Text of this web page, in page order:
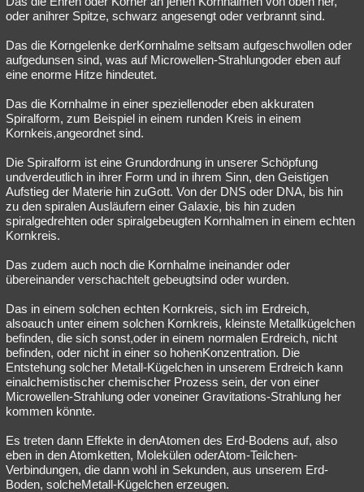
oder anihrer Spitze, schwarz angesengt oder verbrannt sind.
Das die Korngelenke derKornhalme seltsam aufgeschwollen oder
aufgedunsen sind, was auf Microwellen-Strahlungoder eben auf
eine enorme Hitze hindeutet.
Das die Kornhalme in einer speziellenoder eben akkuraten
Spiralform, zum Beispiel in einem runden Kreis in einem
Kornkeis,angeordnet sind.
Die Spiralform ist eine Grundordnung in unserer Schöpfung
undverdeutlich in ihrer Form und in ihrem Sinn, den Geistigen
Aufstieg der Materie hin zuGott. Von der DNS oder DNA, bis hin
zu den spiralen Ausläufern einer Galaxie, bis hin zuden
spiralgedrehten oder spiralgebeugten Kornhalmen in einem echten
Kornkreis.
Das zudem auch noch die Kornhalme ineinander oder
übereinander verschachtelt gebeugtsind oder wurden.
Das in einem solchen echten Kornkreis, sich im Erdreich,
alsoauch unter einem solchen Kornkreis, kleinste Metallkügelchen
befinden, die sich sonst,oder in einem normalen Erdreich, nicht
befinden, oder nicht in einer so hohenKonzentration. Die
Entstehung solcher Metall-Kügelchen in unserem Erdreich kann
einalchemistischer chemischer Prozess sein, der von einer
Microwellen-Strahlung oder voneiner Gravitations-Strahlung her
kommen könnte.
Es treten dann Effekte in denAtomen des Erd-Bodens auf, also
eben in den Atomketten, Molekülen oderAtom-Teilchen-
Verbindungen, die dann wohl in Sekunden, aus unserem Erd-
Boden, solcheMetall-Kügelchen erzeugen.